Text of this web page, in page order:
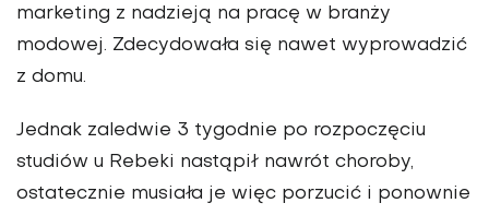
marketing z nadzieją na pracę w branży
modowej. Zdecydowała się nawet wyprowadzić
z domu.
Jednak zaledwie 3 tygodnie po rozpoczęciu
studiów u Rebeki nastąpił nawrót choroby,
ostatecznie musiała je więc porzucić i ponownie